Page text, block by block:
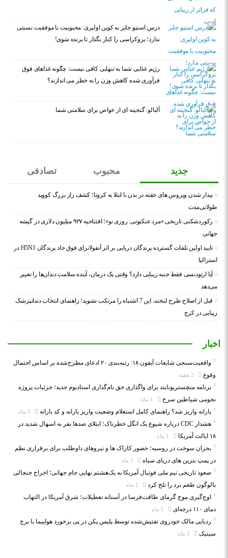
درس استیو جابز به کوین اولیری: محبوبیت با موفقیت نسبتی
ندارد؛ بروکراسی را کنار بگذار تا برنده شوی!
رژیم غذایی شما به تنهایی کافی نیست: چگونه غذاهای فوق
فرآوری شده کاهش وزن را به خطر می اندازند؟
آلبالو: گنجینه ای از خواص برای سلامتی شما
جدید محبوب تصادفی
بیدار شدن ویروس‌ های خفته در بدن با ابتلا به کرونا؛ کشف راز بزرگ کووید
طولانی‌مدت
رکوردشکنی تاریخی «مرد عنکبوتی: روزی نو»؛ افتتاحیه ۹۲۷ میلیون دلاری در گیشه
جهانی
تایید اولین تلفات گسترده پرندگان دریایی بر اثر آنفولانزای فوق حاد پرندگان H5N1 در
استرالیا
آیا ارتودنسی فقط جنبه زیبایی دارد؟ وقتی یک درمان، آینده سلامت دندان‌ها را تغییر
می‌دهد
قبل از اصلاح طرح لبخند، این 7 اشتباه را مرتکب نشوید؛ راهنمای انتخاب دندانپزشک
زیبایی در کرج
اخبار
واقعیت‌سنجی شایعات آیفون ۱۸: رتبه‌بندی ۲۰ ادعای مطرح‌شده بر اساس احتمال
وقوع
برنامه منچستریونایتد برای واگذاری حق نام‌گذاری استادیوم جدید؛ جزئیات پروژه
نجومی شیاطین سرخ
یارانه واریز شد؟ راهنمای کامل استعلام وضعیت واریز یارانه و کد یارانه
هشدار CDC درباره شیوع یک انگل خطرناک؛ ابتلای صدها نفر به اسهال شدید در
۱۸ ایالت آمریکا
بحران سوخت در روسیه؛ حضور کازاک‌ ها و نیروهای داوطلب برای برقراری نظم
در پمپ بنزین‌ های دریای سیاه
صعود تاریخی تیم ملی فوتبال آمریکا به یک‌هشتم نهایی جام جهانی؛ اخراج جنجالی
بالوگون طعم برد را تلخ کرد
اوج‌گیری موج گرمای طاقت‌فرسا در آستانه تعطیلات؛ شرق آمریکا در التهاب
دمای ۱۱۰ درجه‌ای
ردیابی مالک خودروی تفتیش‌شده توسط پلیس پکن در پی برخورد هواپیما با برج
سیتیک